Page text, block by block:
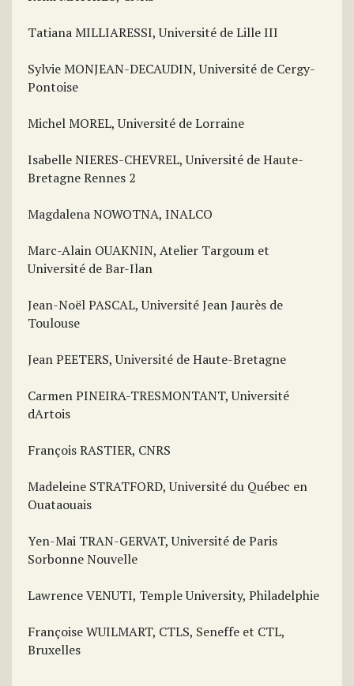
Tatiana MILLIARESSI, Université de Lille III
Sylvie MONJEAN-DECAUDIN, Université de Cergy-
Pontoise
Michel MOREL, Université de Lorraine
Isabelle NIERES-CHEVREL, Université de Haute-
Bretagne Rennes 2
Magdalena NOWOTNA, INALCO
Marc-Alain OUAKNIN, Atelier Targoum et
Université de Bar-Ilan
Jean-Noël PASCAL, Université Jean Jaurès de
Toulouse
Jean PEETERS, Université de Haute-Bretagne
Carmen PINEIRA-TRESMONTANT, Université
dArtois
François RASTIER, CNRS
Madeleine STRATFORD, Université du Québec en
Ouataouais
Yen-Mai TRAN-GERVAT, Université de Paris
Sorbonne Nouvelle
Lawrence VENUTI, Temple University, Philadelphie
Françoise WUILMART, CTLS, Seneffe et CTL,
Bruxelles